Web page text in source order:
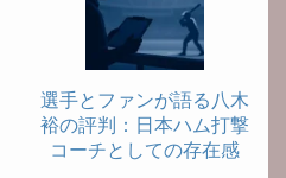
選手とファンが語る八木
裕の評判：日本ハム打撃
コーチとしての存在感